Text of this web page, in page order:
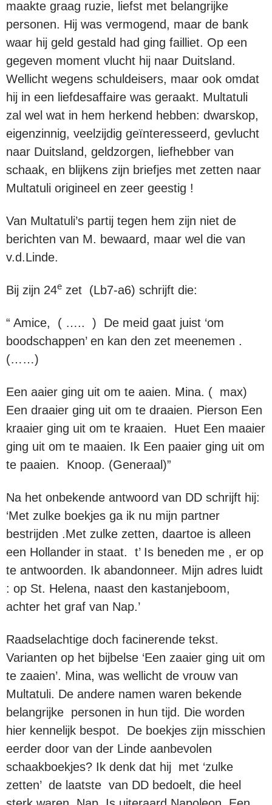
maakte graag ruzie, liefst met belangrijke
personen. Hij was vermogend, maar de bank
waar hij geld gestald had ging failliet. Op een
gegeven moment vlucht hij naar Duitsland.
Wellicht wegens schuldeisers, maar ook omdat
hij in een liefdesaffaire was geraakt. Multatuli
zal wel wat in hem herkend hebben: dwarskop,
eigenzinnig, veelzijdig geïnteresseerd, gevlucht
naar Duitsland, geldzorgen, liefhebber van
schaak, en blijkens zijn briefjes met zetten naar
Multatuli origineel en zeer geestig !
Van Multatuli’s partij tegen hem zijn niet de
berichten van M. bewaard, maar wel die van
v.d.Linde.
Bij zijn 24e zet (Lb7-a6) schrijft die:
“ Amice, ( ….. ) De meid gaat juist ‘om
boodschappen’ en kan den zet meenemen .
(……)
Een aaier ging uit om te aaien. Mina. ( max)
Een draaier ging uit om te draaien. Pierson Een
kraaier ging uit om te kraaien. Huet Een maaier
ging uit om te maaien. Ik Een paaier ging uit om
te paaien. Knoop. (Generaal)”
Na het onbekende antwoord van DD schrijft hij:
‘Met zulke boekjes ga ik nu mijn partner
bestrijden .Met zulke zetten, daartoe is alleen
een Hollander in staat. t’ Is beneden me , er op
te antwoorden. Ik abandonneer. Mijn adres luidt
: op St. Helena, naast den kastanjeboom,
achter het graf van Nap.’
Raadselachtige doch facinerende tekst.
Varianten op het bijbelse ‘Een zaaier ging uit om
te zaaien’. Mina, was wellicht de vrouw van
Multatuli. De andere namen waren bekende
belangrijke personen in hun tijd. Die worden
hier kennelijk bespot. De boekjes zijn misschien
eerder door van der Linde aanbevolen
schaakboekjes? Ik denk dat hij met ‘zulke
zetten’ de laatste van DD bedoelt, die heel